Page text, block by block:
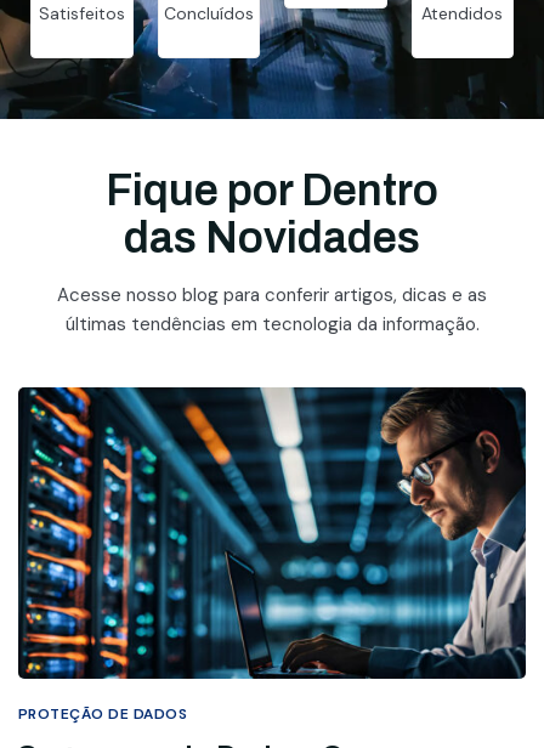
Satisfeitos
Concluídos
Atendidos
Fique por Dentro
das Novidades
Acesse nosso blog para conferir artigos, dicas e as
últimas tendências em tecnologia da informação.
PROTEÇÃO DE DADOS